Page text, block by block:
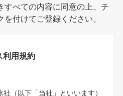
すべての内容に同意の上、チ
付けてご登録ください。
利用規約
（以下「当社」といいます）